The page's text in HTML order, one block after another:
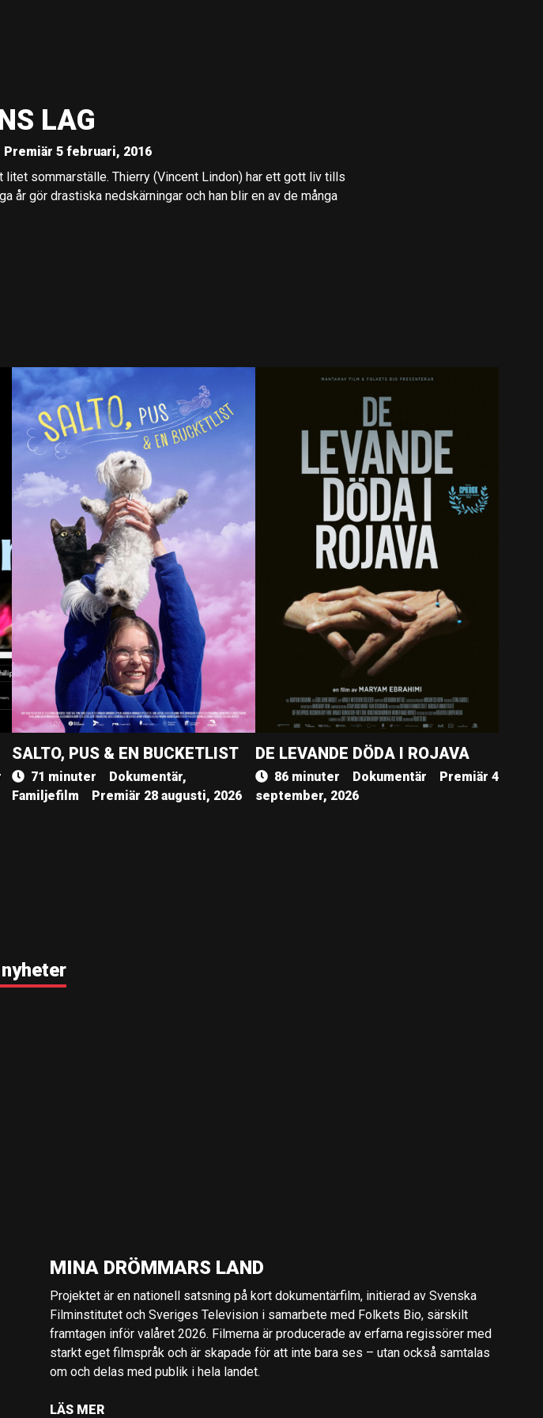
LAG
Premiär 5 februari, 2016
sommarställe. Thierry (Vincent Lindon) har ett gott liv tills
år gör drastiska nedskärningar och han blir en av de många
SALTO, PUS & EN BUCKETLIST
71 minuter
Dokumentär,
Familjefilm
Premiär 28 augusti, 2026
DE LEVANDE DÖDA I ROJAVA
86 minuter Dokumentär
Premiär 4
september, 2026
MINA DRÖMMARS LAND
Projektet är en nationell satsning på kort dokumentärfilm, initierad av Svenska
Filminstitutet och Sveriges Television i samarbete med Folkets Bio, särskilt
framtagen inför valåret 2026. Filmerna är producerade av erfarna regissörer med
starkt eget filmspråk och är skapade för att inte bara ses – utan också samtalas
om och delas med publik i hela landet.
LÄS MER